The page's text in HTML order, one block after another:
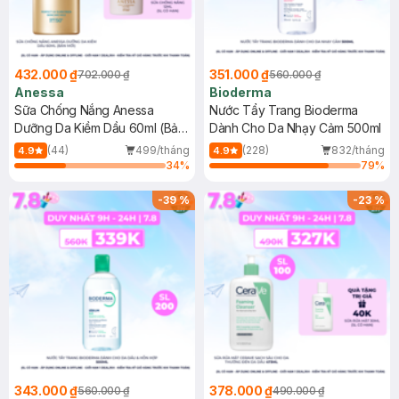
432.000 ₫702.000 ₫
Anessa
Sữa Chống Nắng Anessa
Dưỡng Da Kiềm Dầu 60ml (Bản
Mới)
4.9 (44)
499/tháng
34%
351.000 ₫560.000 ₫
Bioderma
Nước Tẩy Trang Bioderma
Dành Cho Da Nhạy Cảm 500ml
4.9 (228)
832/tháng
79%
-39%
343.000 ₫560.000 ₫
-23%
378.000 ₫490.000 ₫